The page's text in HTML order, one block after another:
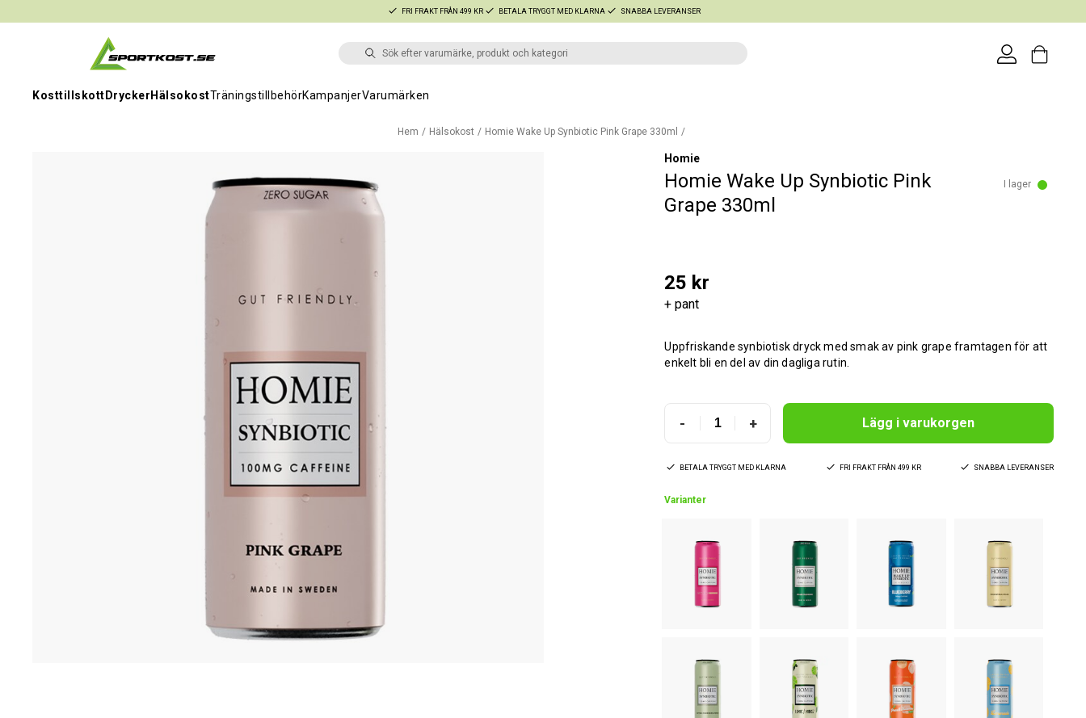
FRI FRAKT FRÅN 499 KR BETALA TRYGGT MED KLARNA SNABBA LEVERANSER
KosttillskottDryckerHälsokostTräningstillbehörKampanjerVarumärken
Hem Hälsokost Homie Wake Up Synbiotic Pink Grape 330ml
Homie
Homie Wake Up Synbiotic Pink
Grape 330ml
I lager
25 kr
+ pant
Uppfriskande synbiotisk dryck med smak av pink grape framtagen för att
enkelt bli en del av din dagliga rutin.
- + Lägg i varukorgen
BETALA TRYGGT MED KLARNA FRI FRAKT FRÅN 499 KR SNABBA LEVERANSER
Varianter